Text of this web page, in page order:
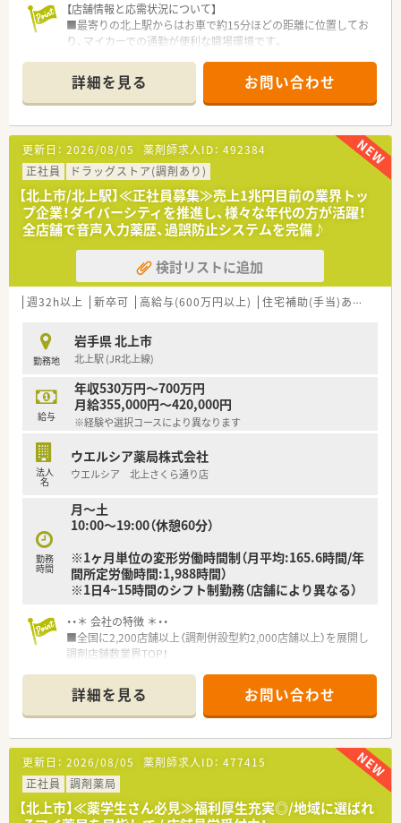
【店舗情報と応需状況について】
■最寄りの北上駅からはお車で約15分ほどの距離に位置してお
り、マイカーでの通勤が便利な職場環境です。
り、1日あたりの応需枚数は約50枚です。
■薬剤師は常勤2名とパート1名、事務員2名が在籍しており、協
力しながら業務を進めています。
【募集背景と求める人物像について】
■週２～３日勤務OK！地域に新店舗の開局があったため、より体
制を強化したく増員での募集です◎
■平日のみ勤務の方も大歓迎！勤務時間は店舗開局時間に合わせ
て調整となります♪
■経験やスキルも大切ですが、何よりも患者様に寄り添える温か
い人柄を重視した採用を行っています。
【法人特徴について】
■岩手県を中心に40店舗の調剤薬局を展開しており、地域に根
差した医療サービスの提供を続けている企業です。
つでも頼りにされる薬局作りを目指しています。
■正社員も完全週休2日制を採用し、お休みのとりやすい環境の
を整備しているライフワークバランス重視の社風が魅力です。
詳細を見る お問い合わせ
更新日： 2026/08/05 薬剤師求人ID： 492384
正社員
ドラッグストア(調剤あり)
【北上市/北上駅】≪正社員募集≫売上1兆円目前の業界トッ
プ企業！ダイバーシティを推進し、様々な年代の方が活躍！
全店舗で音声入力薬歴、過誤防止システムを完備♪
検討リストに追加
週32h以上 新卒可 高給与(600万円以上) 住宅補助(手当)あり
勤務地
岩手県 北上市
北上駅 (JR北上線)
給与
年収530万円～700万円
月給355,000円～420,000円
※経験や選択コースにより異なります
法人
名
ウエルシア薬局株式会社
ウエルシア 北上さくら通り店
勤務
時間
月～土
10:00～19:00（休憩60分）
※1ヶ月単位の変形労働時間制（月平均:165.6時間/年
間所定労働時間:1,988時間）
※1日4~15時間のシフト制勤務（店舗により異なる）
・・＊ 会社の特徴 ＊・・
■全国に2,200店舗以上（調剤併設型約2,000店舗以上）を展開し
調剤店舗数業界TOP！
頑張り次第で高給与も可能！
■経験や勤務コースによりますが、経験の少ない方でも500万前
半スタートと業界TOP水準！
■職種や職域に合わせ、豊富な社内研修や外部組織と連携した研
修を用意されています
■薬剤師が中心の会社だからこそ活躍できるキャリアパスが多
種多様に用意されています。
■店舗拡大に伴い、エリアマネジャーや営業部長等のマネジメン
トのポジションも増えます。
詳細を見る お問い合わせ
更新日： 2026/08/05 薬剤師求人ID： 477415
正社員
調剤薬局
【北上市】≪薬学生さん必見≫福利厚生充実◎/地域に選ばれ